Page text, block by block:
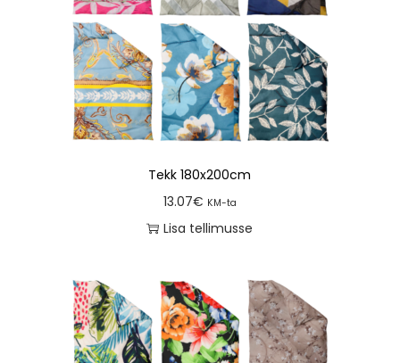
Tekk 180x200cm
13.07€ KM-ta
Lisa tellimusse